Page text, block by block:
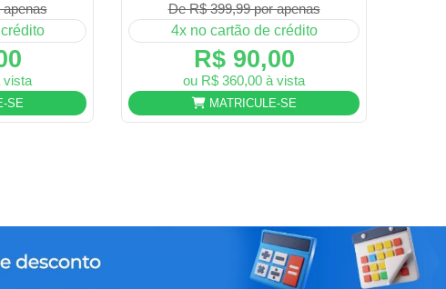
apenas
vista
SE
De R$ 399,99 por apenas
4x no cartão de crédito
R$ 90,00
ou R$ 360,00 à vista
MATRICULE-SE